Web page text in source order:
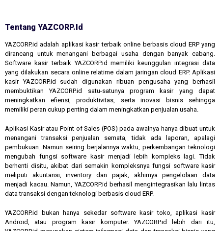
Tentang YAZCORP.id
YAZCORP.id adalah aplikasi kasir terbaik online berbasis cloud ERP yang
dirancang untuk menangani berbagai usaha dengan banyak cabang.
Software kasir terbaik YAZCORP.id memiliki keunggulan integrasi data
yang dilakukan secara online relatime dalam jaringan cloud ERP. Aplikasi
kasir YAZCORP.id sudah digunakan ribuan pengusaha yang berhasil
membuktikan YAZCORP.id satu-satunya program kasir yang dapat
meningkatkan efiensi, produktivitas, serta inovasi bisnis sehingga
memiliki peran cukup penting dalam meningkatkan penjualan usaha.
Aplikasi Kasir atau Point of Sales (POS) pada awalnya hanya dibuat untuk
menangani transaksi penjualan semata, tidak ada laporan, apalagi
pembukuan. Namun seiring berjalannya waktu, perkembangan teknologi
mengubah fungsi software kasir menjadi lebih kompleks lagi. Tidak
berhenti disitu, akibat dari semakin kompleksnya fungsi software kasir
meliputi akuntansi, inventory dan pajak, akhirnya pengelolaan data
menjadi kacau. Namun, YAZCORP.id berhasil mengintegrasikan lalu lintas
data transaksi dengan teknologi berbasis cloud ERP.
YAZCORP.id bukan hanya sekedar software kasir toko, aplikasi kasir
Android, atau program kasir komputer. YAZCORP.id lebih dari itu,